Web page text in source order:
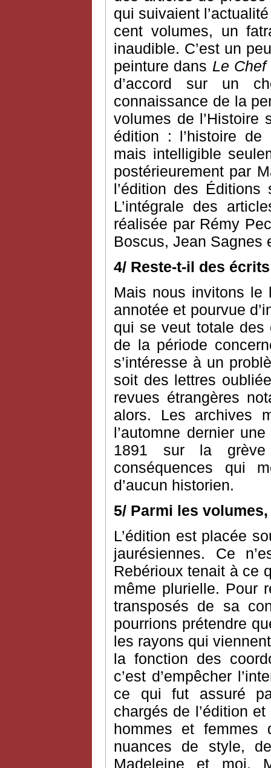
qui suivaient
cent volumes, un
inaudible. C’est un
peinture dans Le
d’accord sur un
connaissance de la
volumes de l’Histoire
édition : l’histoire
mais intelligible
postérieurement par
l’édition des
L’intégrale des
réalisée par Rémy
Boscus, Jean Sagnes
4/ Reste-t-il des
Mais nous invitons le
annotée et pourvue
qui se veut totale des
de la période
s’intéresse à un
soit des lettres
revues étrangères
alors. Les archives
l’automne dernier
1891 sur la
conséquences qui
d’aucun historien.
5/ Parmi les
L’édition est placée
jaurésiennes. Ce
Rebérioux tenait à ce
même plurielle. Pour
transposés de sa
pourrions prétendre
les rayons qui
la fonction des
c’est d’empêcher
ce qui fut assuré
chargés de l’édition
hommes et
nuances de style,
Madeleine et moi,